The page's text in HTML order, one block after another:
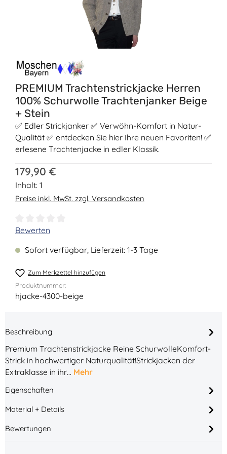
PREMIUM Trachtenstrickjacke Herren
100% Schurwolle Trachtenjanker Beige
+ Stein
✅ Edler Strickjanker ✅ Verwöhn-Komfort in Natur-
Qualität ✅ entdecken Sie hier Ihre neuen Favoriten! ✅
erlesene Trachtenjacke in edler Klassik.
Regulärer Preis:
179,90 €
Inhalt: 1
Preise inkl. MwSt. zzgl. Versandkosten
Durchschnittliche Bewertung von 0 von 5 Sternen
Bewerten
Sofort verfügbar, Lieferzeit: 1-3 Tage
Zum Merkzettel hinzufügen
Produktnummer:
hjacke-4300-beige
Beschreibung
Premium Trachtenstrickjacke Reine SchurwolleKomfort-
Strick in hochwertiger Naturqualität!Strickjacken der
Extraklasse in ihr… Mehr
Eigenschaften
Material + Details
Bewertungen